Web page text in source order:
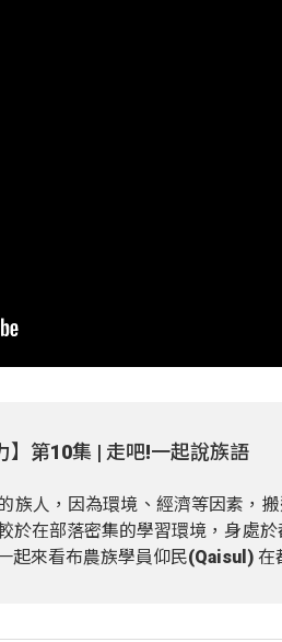
】第10集 | 走吧!一起說族語
族人，因為環境、經濟等因素，
於在部落密集的學習環境，身處
起來看布農族學員仰民(Qaisul)